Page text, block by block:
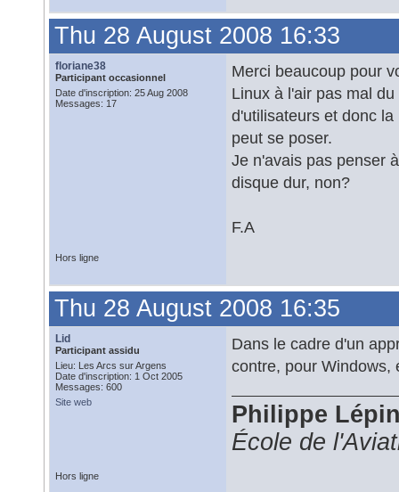
Thu 28 August 2008 16:33
floriane38
Participant occasionnel
Date d'inscription: 25 Aug 2008
Messages: 17
Merci beaucoup pour
Linux à l'air pas mal
d'utilisateurs et donc
peut se poser.
Je n'avais pas penser
disque dur, non?
F.A
Hors ligne
Thu 28 August 2008 16:35
Lid
Participant assidu
Lieu: Les Arcs sur Argens
Date d'inscription: 1 Oct 2005
Messages: 600
Site web
Dans le cadre d'un
contre, pour Windows,
Philippe
École de
Hors ligne